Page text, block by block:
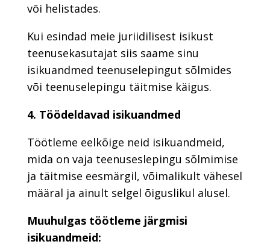
või helistades.
Kui esindad meie juriidilisest isikust
teenusekasutajat siis saame sinu
isikuandmed teenuselepingut sõlmides
või teenuselepingu täitmise käigus.
4. Töödeldavad isikuandmed
Töötleme eelkõige neid isikuandmeid,
mida on vaja teenuseslepingu sõlmimise
ja täitmise eesmärgil, võimalikult vähesel
määral ja ainult selgel õiguslikul alusel.
Muuhulgas töötleme järgmisi
isikuandmeid: